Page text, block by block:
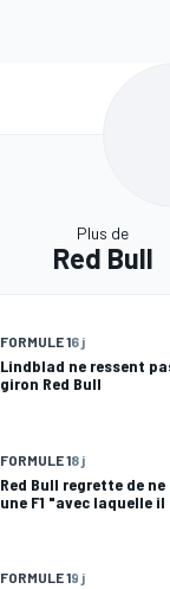
Plus de
Red Bull
FORMULE 16 j
Lindblad ne ressent
giron Red Bull
FORMULE 18 j
Red Bull regrette de
une F1 "avec laquelle
FORMULE 19 j